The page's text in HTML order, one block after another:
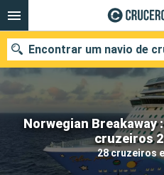
Norwegian Breakaway
cruzeiros
28 cruzeiros
Encontrar um navio de
Quando ir?
Data de partida